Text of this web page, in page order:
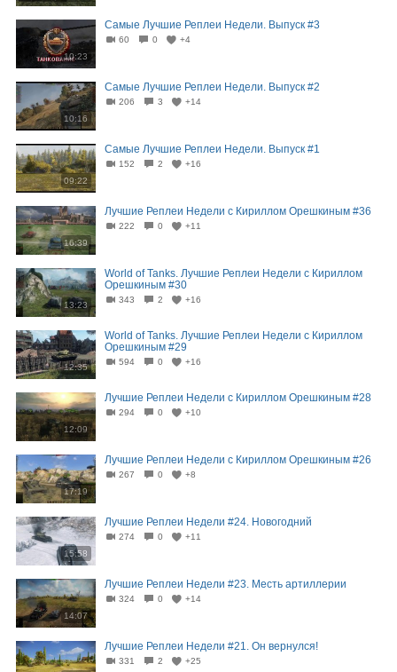
10:23
Самые Лучшие Реплеи Недели. Выпуск #3
60 0 +4
10:16
Самые Лучшие Реплеи Недели. Выпуск #2
206 3 +14
09:22
Самые Лучшие Реплеи Недели. Выпуск #1
152 2 +16
16:39
Лучшие Реплеи Недели с Кириллом Орешкиным #36
222 0 +11
13:23
World of Tanks. Лучшие Реплеи Недели с Кириллом
Орешкиным #30
343 2 +16
12:35
World of Tanks. Лучшие Реплеи Недели с Кириллом
Орешкиным #29
594 0 +16
12:09
Лучшие Реплеи Недели с Кириллом Орешкиным #28
294 0 +10
17:19
Лучшие Реплеи Недели с Кириллом Орешкиным #26
267 0 +8
15:58
Лучшие Реплеи Недели #24. Новогодний
274 0 +11
14:07
Лучшие Реплеи Недели #23. Месть артиллерии
324 0 +14
Лучшие Реплеи Недели #21. Он вернулся!
331 2 +25